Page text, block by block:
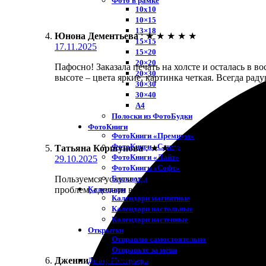
10х10
10×15
13×18
15×15
15×20
20×20
20×30
30×30
30×40
A4
Полоски из ФотоБудки
ФотоКниги
ФотоКниги «Премиум»
ФотоКниги «Слим»
ФотоКниги «Лайт»
ФотоКниги «Софт»
Блокноты
Календари
Календари магнитные
Календари настольные
Календари настенные
Открытки
Отправлю самостоятельно
Отправьте за меня
Декор Интерьера
Юнона Дементьева : ★ ★ ★ ★ ★
17.11.2025
Пафосно! Заказала печать на холсте и осталась в
высоте – цвета яркие, картинка четкая. Всегда
Татьяна Коршунова : ★ ★ ★
29.10.2025
Пользуемся услуги уже не в первый раз. Заказала
проблем, сделали всё точно в срок. Все
Дженни Рыбакова : ★